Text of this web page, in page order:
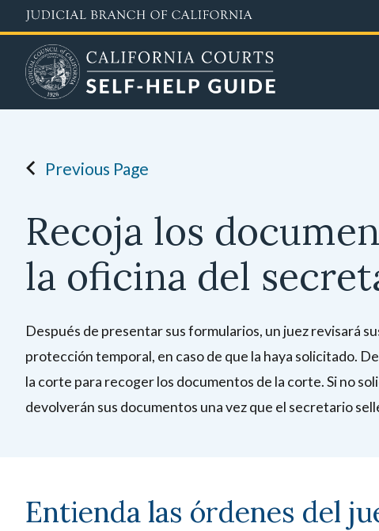
to
content
Previous Page
Recoja los
la oficina del
Después de presentar sus formularios, un juez revisará
protección temporal, en caso de que la haya solicitado.
la corte para recoger los documentos de la corte. Si no
devolverán sus documentos una vez que el secretario
Entienda las órdenes del